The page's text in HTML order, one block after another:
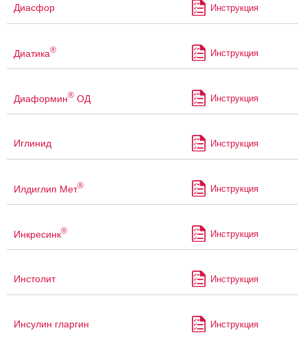
Диасфор Инструкция
Диатика® Инструкция
Диаформин® ОД Инструкция
Иглинид Инструкция
Илдиглип Мет® Инструкция
Инкресинк® Инструкция
Инстолит Инструкция
Инсулин гларгин Инструкция